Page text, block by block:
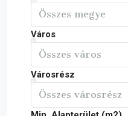
Összes megye
Város
Összes város
Városrész
Összes városrész